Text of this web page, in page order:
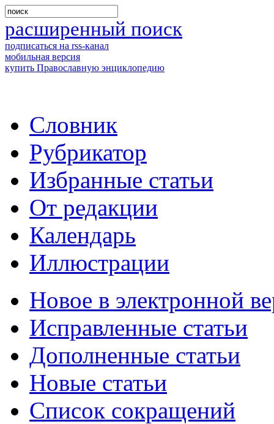
расширенный поиск
подписаться на rss-канал
мобильная версия
купить Православную энциклопедию
Словник
Рубрикатор
Избранные статьи
От редакции
Календарь
Иллюстрации
Новое в электронной
Исправленные статьи
Дополненные статьи
Новые статьи
Список сокращений